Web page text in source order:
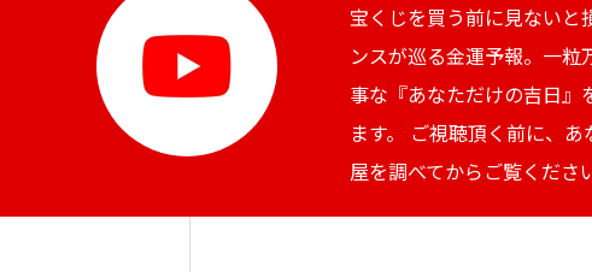
宝くじを買う前に見ないと
ンスが巡る金運予報。一粒
事な『あなただけの吉日』
ます。 ご視聴頂く前に、
屋を調べてからご覧くださ